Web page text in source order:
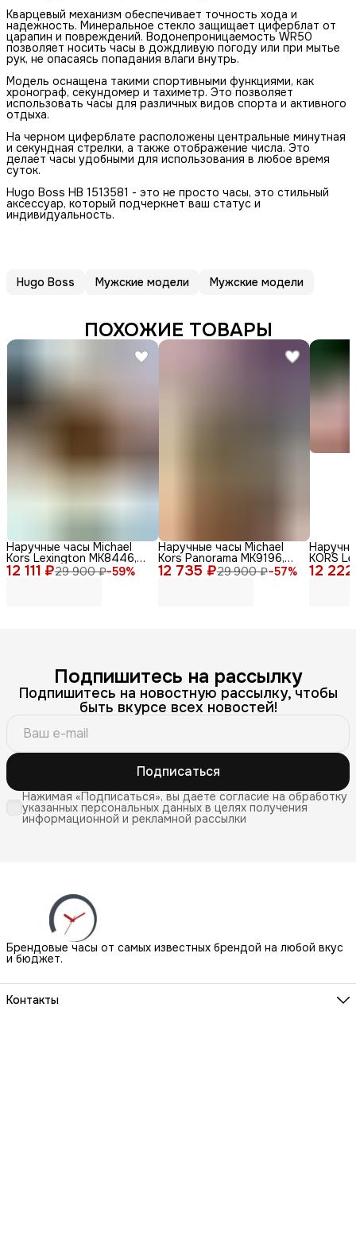
Кварцевый механизм обеспечивает точность хода и
надежность. Минеральное стекло защищает циферблат от
царапин и повреждений. Водонепроницаемость WR50
позволяет носить часы в дождливую погоду или при мытье
рук, не опасаясь попадания влаги внутрь.
Модель оснащена такими спортивными функциями, как
хронограф, секундомер и тахиметр. Это позволяет
использовать часы для различных видов спорта и активного
отдыха.
На черном циферблате расположены центральные минутная
и секундная стрелки, а также отображение числа. Это
делает часы удобными для использования в любое время
суток.
Hugo Boss HB 1513581 - это не просто часы, это стильный
аксессуар, который подчеркнет ваш статус и
индивидуальность.
Hugo Boss Мужские модели Мужские модели
ПОХОЖИЕ ТОВАРЫ
12 111 ₽29 900 ₽−59%
Наручные часы Michael
Kors Lexington MK8446,
мужские, кварцевый
механизм, золотые
12 735 ₽29 900 ₽−57%
Наручные часы Michael
Kors Panorama MK9196,
нержавеющая сталь,
серебристый
12
KORS
сталь
Подпишитесь на рассылку
Подпишитесь на новостную рассылку, чтобы
быть вкурсе всех новостей!
Подписаться
Нажимая «Подписаться», вы даете согласие на обработку
указанных персональных данных в целях получения
информационной и рекламной рассылки
Брендовые часы от самых известных брендой на любой вкус
и бюджет.
Контакты